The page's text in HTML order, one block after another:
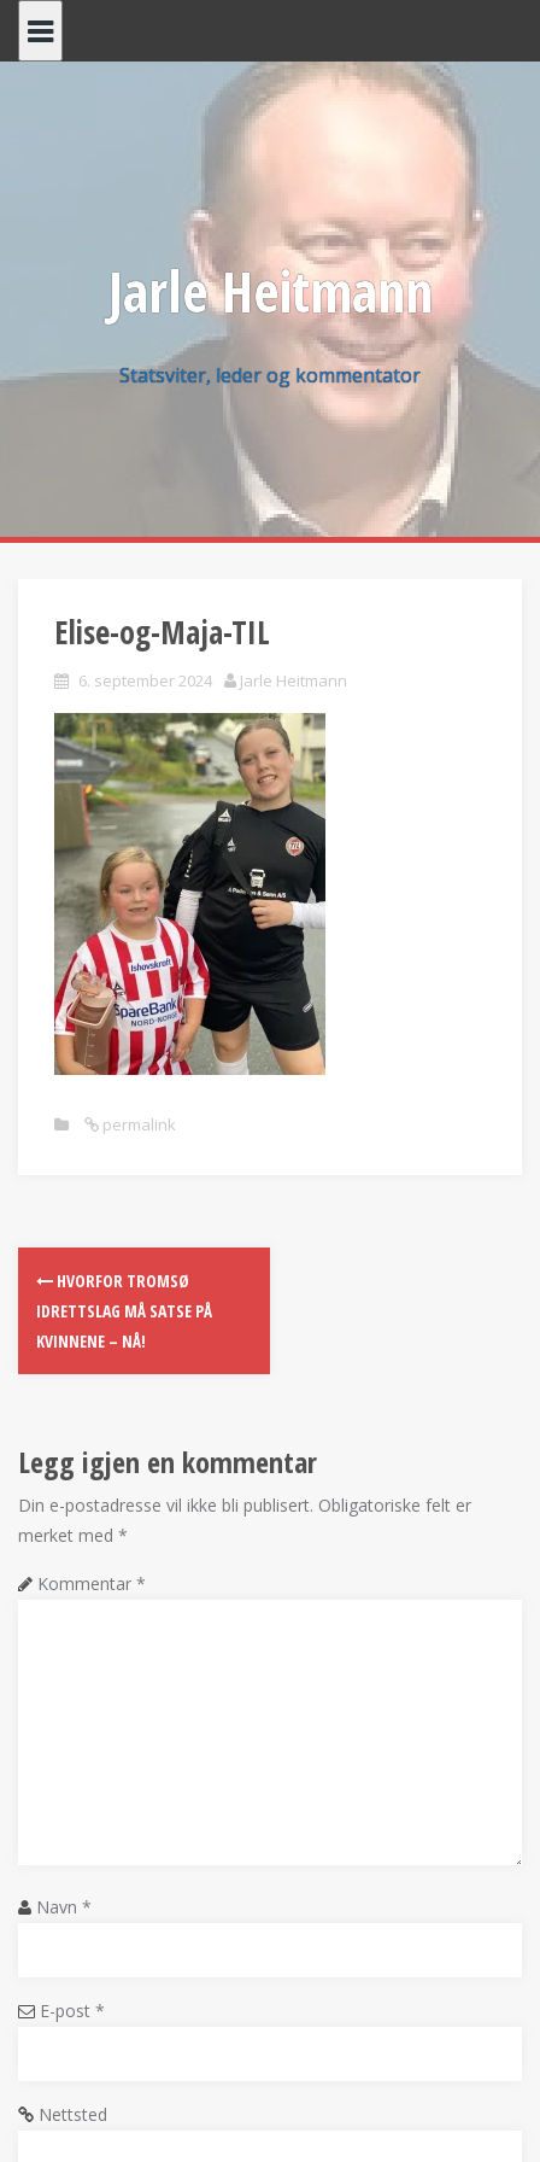
Jarle Heitmann
Statsviter, leder og kommentator
Elise-og-Maja-TIL
6. september 2024 Jarle Heitmann
permalink
HVORFOR TROMSØ
IDRETTSLAG MÅ SATSE PÅ
KVINNENE – NÅ!
Legg igjen en kommentar
Din e-postadresse vil ikke bli publisert. Obligatoriske felt er
merket med *
Kommentar *
Navn *
E-post *
Nettsted